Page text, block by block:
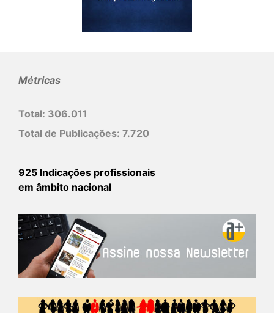
Métricas
Total: 306.011
Total de Publicações: 7.720
925 Indicações profissionais
em âmbito nacional